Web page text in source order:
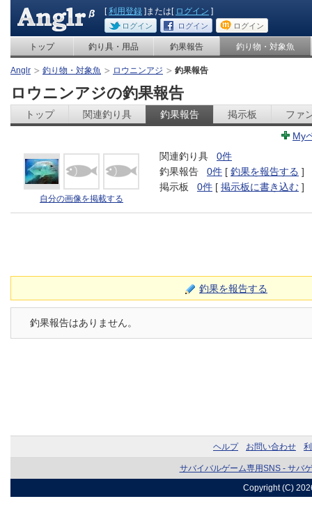
[利用登録 ]または[ ログイン ]
ログイン ログイン ログイン
トップ 釣り具・用品 釣果報告 釣り物・対象魚
Anglr 釣り物・対象魚 ロウニンアジ 釣果報告
ロウニンアジの釣果報告
トップ 関連釣り具 釣果報告 掲示板
ファ
My
自分の画像を掲載する
関連釣り具
0件
釣果報告
0件 [ 釣果を報告する ]
掲示板
0件 [ 掲示板に書き込む ]
釣果を報告する
釣果報告はありません。
ヘルプ お問い合わせ
サバイバルゲーム専用SNS - サバ
Copyright (C)